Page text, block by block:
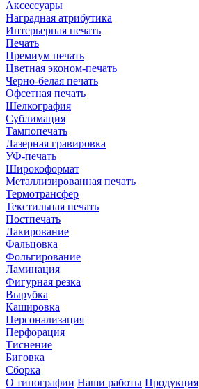
Аксессуары
Наградная атрибутика
Интерьерная печать
Печать
Премиум печать
Цветная эконом-печать
Черно-белая печать
Офсетная печать
Шелкография
Сублимация
Тампопечать
Лазерная гравировка
УФ-печать
Широкоформат
Металлизированная печать
Термотрансфер
Текстильная печать
Постпечать
Лакирование
Фальцовка
Фольгирование
Ламинация
Фигурная резка
Вырубка
Кашировка
Персонализация
Перфорация
Тиснение
Биговка
Сборка
О типографии Наши работы Продукция